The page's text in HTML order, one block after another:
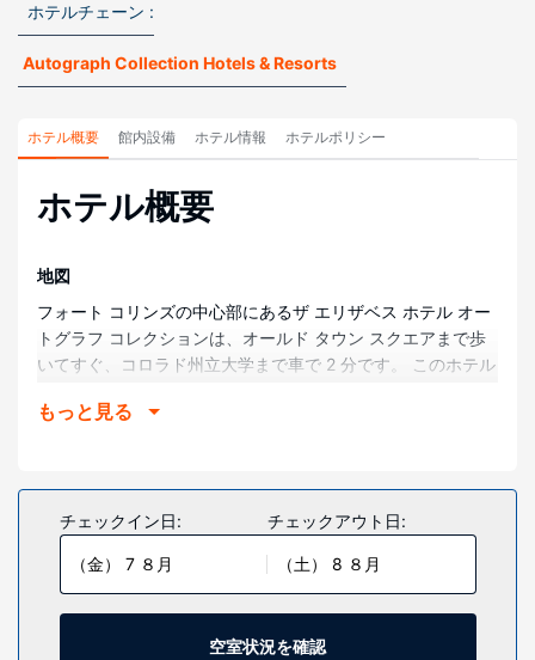
ホテルチェーン :
Autograph Collection Hotels & Resorts
ホテル概要 館内設備 ホテル情報 ホテルポリシー
ホテル概要
地図
フォート コリンズの中心部にあるザ エリザベス ホテル オー
トグラフ コレクションは、オールド タウン スクエアまで歩
いてすぐ、コロラド州立大学まで車で 2 分です。 このホテル
ンズ博物館＆ディスカバリーサイエンスセンターまで 0.7 km
全部で 164 室ある冷房完備の客室には液晶テレビが備わって
おり、ゆったりおくつろぎいただけます。ピロートップのベ
ッドに、イタリアのフレッテ製シーツが付いています。WiFi
(無料)をお使いいただけるほか、ケーブルの番組をご覧いた
だけます。シャワーのある専用バスルームには、バスアメニ
ティ (無料)、ヘアドライヤーが備わっています。
もっと見る
チェックイン日:
（金） 7 ８月
チェックアウト日:
（土） 8 ８月
空室状況を確認